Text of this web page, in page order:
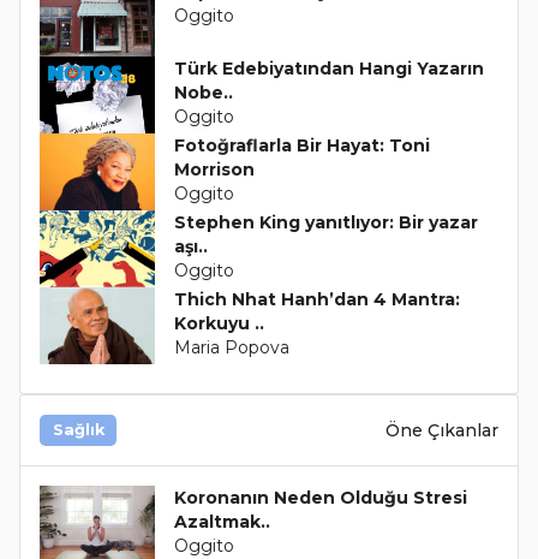
Oggito
Türk Edebiyatından Hangi Yazarın
Nobe..
Oggito
Fotoğraflarla Bir Hayat: Toni
Morrison
Oggito
Stephen King yanıtlıyor: Bir yazar
aşı..
Oggito
Thich Nhat Hanh’dan 4 Mantra:
Korkuyu ..
Maria Popova
Sağlık Öne Çıkanlar
Koronanın Neden Olduğu Stresi
Azaltmak..
Oggito